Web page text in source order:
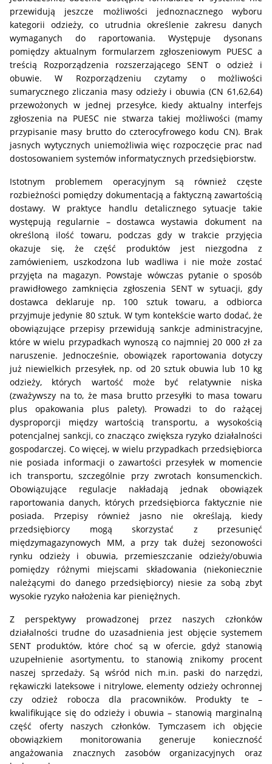
przewidują jeszcze możliwości jednoznacznego wyboru
kategorii odzieży, co utrudnia określenie zakresu danych
wymaganych do raportowania. Występuje dysonans
pomiędzy aktualnym formularzem zgłoszeniowym PUESC a
treścią Rozporządzenia rozszerzającego SENT o odzież i
obuwie. W Rozporządzeniu czytamy o możliwości
sumarycznego zliczania masy odzieży i obuwia (CN 61,62,64)
przewożonych w jednej przesyłce, kiedy aktualny interfejs
zgłoszenia na PUESC nie stwarza takiej możliwości (mamy
przypisanie masy brutto do czterocyfrowego kodu CN). Brak
jasnych wytycznych uniemożliwia więc rozpoczęcie prac nad
dostosowaniem systemów informatycznych przedsiębiorstw.
Istotnym problemem operacyjnym są również częste
rozbieżności pomiędzy dokumentacją a faktyczną zawartością
dostawy. W praktyce handlu detalicznego sytuacje takie
występują regularnie – dostawca wystawia dokument na
określoną ilość towaru, podczas gdy w trakcie przyjęcia
okazuje się, że część produktów jest niezgodna z
zamówieniem, uszkodzona lub wadliwa i nie może zostać
przyjęta na magazyn. Powstaje wówczas pytanie o sposób
prawidłowego zamknięcia zgłoszenia SENT w sytuacji, gdy
dostawca deklaruje np. 100 sztuk towaru, a odbiorca
przyjmuje jedynie 80 sztuk. W tym kontekście warto dodać, że
obowiązujące przepisy przewidują sankcje administracyjne,
które w wielu przypadkach wynoszą co najmniej 20 000 zł za
naruszenie. Jednocześnie, obowiązek raportowania dotyczy
już niewielkich przesyłek, np. od 20 sztuk obuwia lub 10 kg
odzieży, których wartość może być relatywnie niska
(zważywszy na to, że masa brutto przesyłki to masa towaru
plus opakowania plus palety). Prowadzi to do rażącej
dysproporcji między wartością transportu, a wysokością
potencjalnej sankcji, co znacząco zwiększa ryzyko działalności
gospodarczej. Co więcej, w wielu przypadkach przedsiębiorca
nie posiada informacji o zawartości przesyłek w momencie
ich transportu, szczególnie przy zwrotach konsumenckich.
Obowiązujące regulacje nakładają jednak obowiązek
raportowania danych, których przedsiębiorca faktycznie nie
posiada. Przepisy również jasno nie określają, kiedy
przedsiębiorcy mogą skorzystać z przesunięć
międzymagazynowych MM, a przy tak dużej sezonowości
rynku odzieży i obuwia, przemieszczanie odzieży/obuwia
pomiędzy różnymi miejscami składowania (niekoniecznie
należącymi do danego przedsiębiorcy) niesie za sobą zbyt
wysokie ryzyko nałożenia kar pieniężnych.
Z perspektywy prowadzonej przez naszych członków
działalności trudne do uzasadnienia jest objęcie systemem
SENT produktów, które choć są w ofercie, gdyż stanowią
uzupełnienie asortymentu, to stanowią znikomy procent
naszej sprzedaży. Są wśród nich m.in. paski do narzędzi,
rękawiczki lateksowe i nitrylowe, elementy odzieży ochronnej
czy odzież robocza dla pracowników. Produkty te –
kwalifikujące się do odzieży i obuwia – stanowią marginalną
część oferty naszych członków. Tymczasem ich objęcie
obowiązkiem monitorowania generuje konieczność
angażowania znacznych zasobów organizacyjnych oraz